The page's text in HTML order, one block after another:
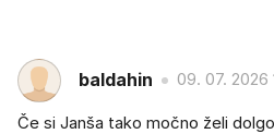
baldahin 09. 07. 2026
Če si Janša tako močno želi